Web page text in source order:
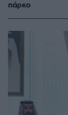
πάρκο